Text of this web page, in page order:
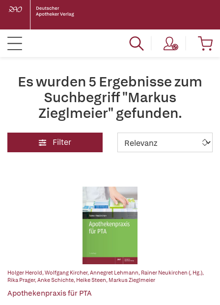
Es wurden 5 Ergebnisse zum
Suchbegriff "Markus
Zieglmeier" gefunden.
Filter
Holger Herold,Wolfgang Kircher,Annegret Lehmann, Rainer Neukirchen (, Hg.),
Rika Prager,Anke Schichte, Heike Steen, Markus Zieglmeier
Apothekenpraxis für PTA